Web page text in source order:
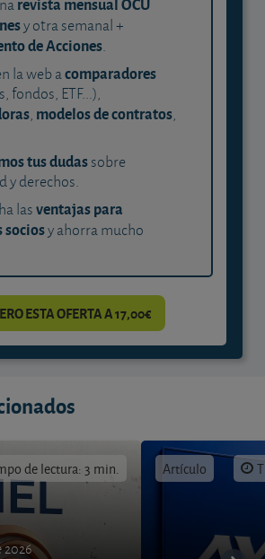
y otra semanal +
de Acciones.
la web acomparadores
fondos, ETF...),
, modelos de contratos,
tus dudassobre
y derechos.
lasventajas para
sociosy ahorra mucho
ESTA OFERTA A 17,00€
de lectura: 3 min.
2026
Artículo